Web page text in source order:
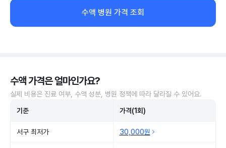
수액 병원 가격 조회
수액 가격은 얼마인가요?
실제 비용은 진료 여부, 수액 성분, 병원 정책에 따라 달라질 수 있어요.
기준 가격(1회)
서구 최저가 30,000원